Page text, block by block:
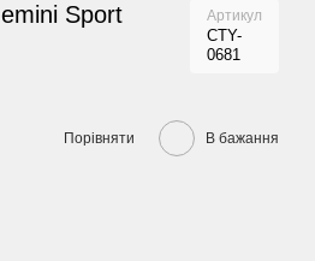
Sport
Артикул
CTY-
0681
Порівняти В бажання